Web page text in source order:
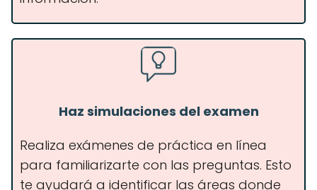
Haz simulaciones del examen
Realiza exámenes de práctica en línea
para familiarizarte con las preguntas. Esto
te ayudará a identificar las áreas donde